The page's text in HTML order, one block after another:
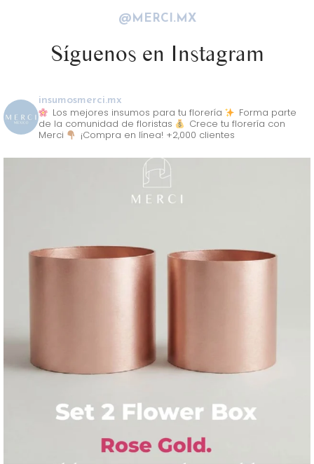
@MERCI.MX
Síguenos en Instagram
insumosmerci.mx
Los mejores insumos para tu florería
Forma parte
de la comunidad de floristas
Crece tu florería con
Merci
¡Compra en línea! +2,000 clientes